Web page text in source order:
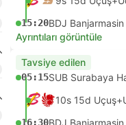
15:20BDJ
Ayrıntıları görüntüle
Tavsiye edilen
05:15SUB Surabaya
10s 15d
16:30